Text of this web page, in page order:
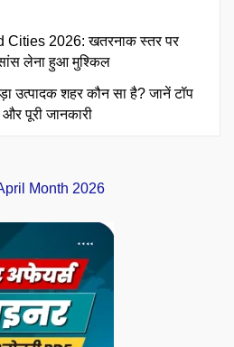
Cities 2026: खतरनाक स्तर पर
लेना हुआ मुश्किल
उत्पादक शहर कौन सा है? जानें टॉप
पूरी जानकारी